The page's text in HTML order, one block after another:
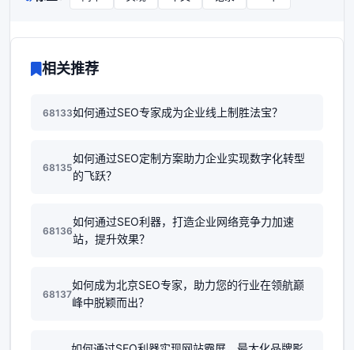
相关推荐
68133如何通过SEO专家成为企业线上制胜法宝？
68135
如何通过SEO定制方案助力企业实现数字化转型
的飞跃？
68136
如何通过SEO利器，打造企业网络竞争力加速
站，提升效果？
68137
如何成为北京SEO专家，助力您的行业在领航巅
峰中脱颖而出？